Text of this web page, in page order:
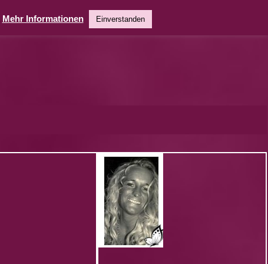
Mehr Informationen Einverstanden